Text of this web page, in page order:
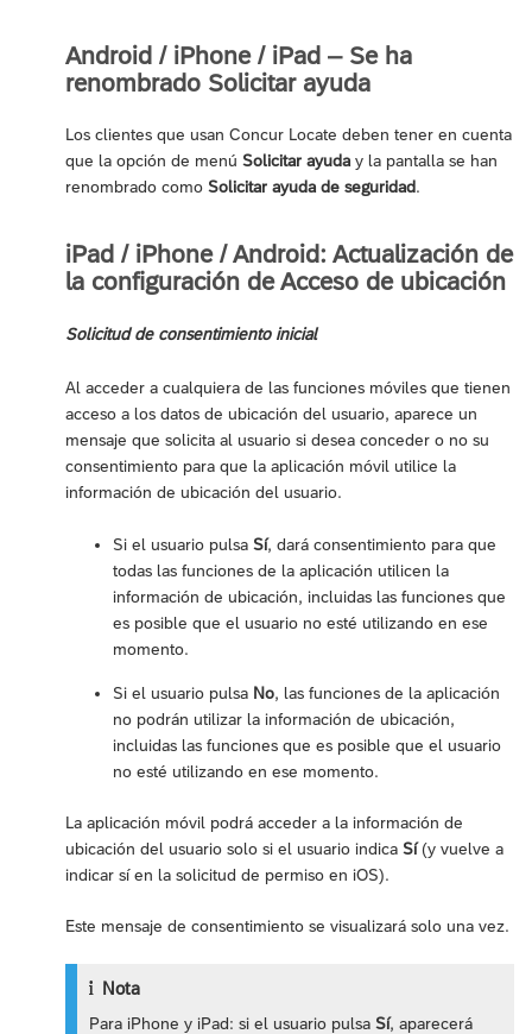
Android / iPhone / iPad – Se ha
renombrado Solicitar ayuda
Los clientes que usan Concur Locate deben tener en cuenta
que la opción de menú Solicitar ayuda y la pantalla se han
renombrado como Solicitar ayuda de seguridad.
iPad / iPhone / Android: Actualización de
la configuración de Acceso de ubicación
Solicitud de consentimiento inicial
Al acceder a cualquiera de las funciones móviles que tienen
acceso a los datos de ubicación del usuario, aparece un
mensaje que solicita al usuario si desea conceder o no su
consentimiento para que la aplicación móvil utilice la
información de ubicación del usuario.
Si el usuario pulsa Sí, dará consentimiento para que
todas las funciones de la aplicación utilicen la
información de ubicación, incluidas las funciones que
es posible que el usuario no esté utilizando en ese
momento.
Si el usuario pulsa No, las funciones de la aplicación
no podrán utilizar la información de ubicación,
incluidas las funciones que es posible que el usuario
no esté utilizando en ese momento.
La aplicación móvil podrá acceder a la información de
ubicación del usuario solo si el usuario indica Sí(y vuelve a
indicar sí en la solicitud de permiso en iOS).
Este mensaje de consentimiento se visualizará solo una vez.
Nota
Para iPhone y iPad: si el usuario pulsaSí, aparecerá